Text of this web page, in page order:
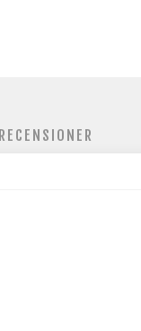
RECENSIONER